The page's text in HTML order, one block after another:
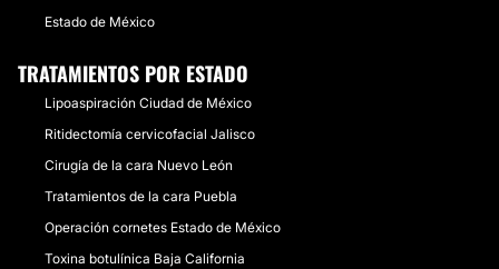
Estado de México
TRATAMIENTOS POR ESTADO
Lipoaspiración Ciudad de México
Ritidectomía cervicofacial Jalisco
Cirugía de la cara Nuevo León
Tratamientos de la cara Puebla
Operación cornetes Estado de México
Toxina botulínica Baja California